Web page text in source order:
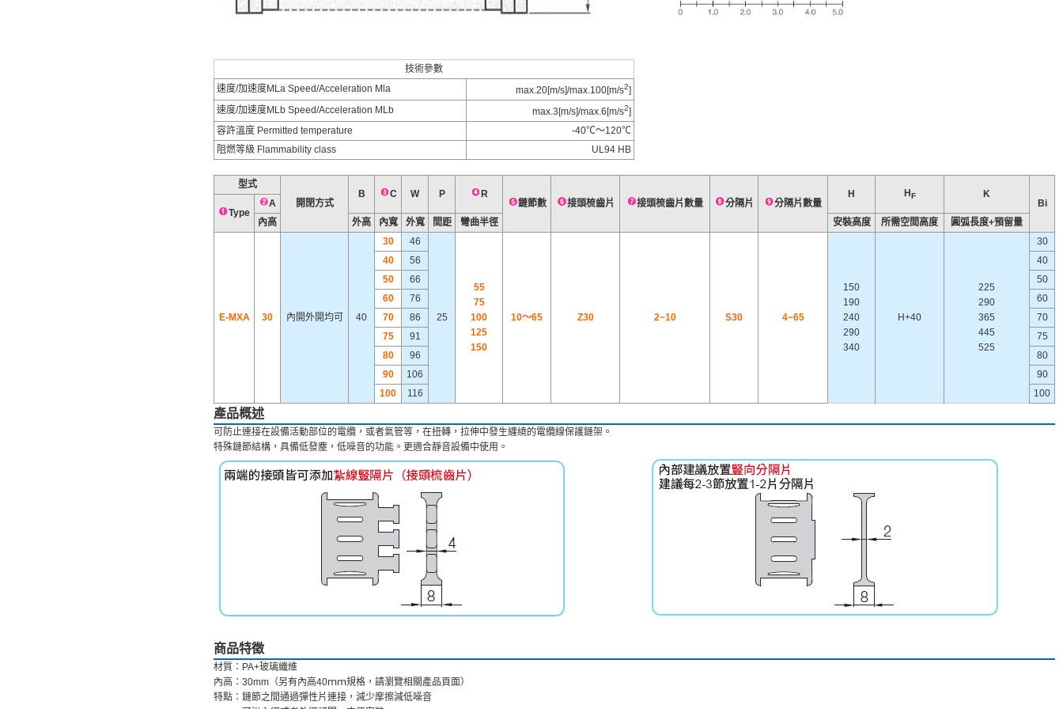
技術參數
速度/加速度MLa Speed/Acceleration Mla
max.20[m/s]/max.100[m/s2]
速度/加速度MLb Speed/Acceleration MLb
max.3[m/s]/max.6[m/s2]
容許溫度 Permitted temperature
-40℃～120℃
阻燃等級 Flammability class
UL94 HB
型式
開閉方式
B C W P
R
鏈節數
接頭梳齒片 接頭梳齒片數量 分隔片 分隔片數量
H H F
K
Bi
Type
A
內高
外高 內寬 外寬 間距 彎曲半徑 安裝高度 所需空間高度 圓弧長度+預留量
E-MXA 30 內開外開均可 40
30 46
25
55
75
100
125
150
10～65 Z30 2~10 S30 4~65
150
190
240
290
340
H+40
225
290
365
445
525
30
40
56
40
50
66
50
60
76
60
70
86
70
75
91
75
80
96
80
90
106
90
100
116 100
產品概述
可防止連接在設備活動部位的電纜，或者氣管等，在扭轉，拉伸中發生纏繞的電纜線保護鏈架。
特殊鏈節結構，具備低發塵，低噪音的功能。更適合靜音設備中使用。
商品特徵
材質：PA+玻璃纖維
內高：30mm（另有內高40ｍｍ規格，請瀏覽相關產品頁面）
特點：鏈節之間通過彈性片連接，減少摩擦減低噪音